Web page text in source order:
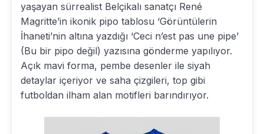
yaşayan sürrealist Belçikalı sanatçı René
Magritte’in ikonik pipo tablosu ‘Görüntülerin
İhaneti’nin altına yazdığı ‘Ceci n’est pas une pipe’
(Bu bir pipo değil) yazısına gönderme yapılıyor.
Açık mavi forma, pembe desenler ile siyah
detaylar içeriyor ve saha çizgileri, top gibi
futboldan ilham alan motifleri barındırıyor.